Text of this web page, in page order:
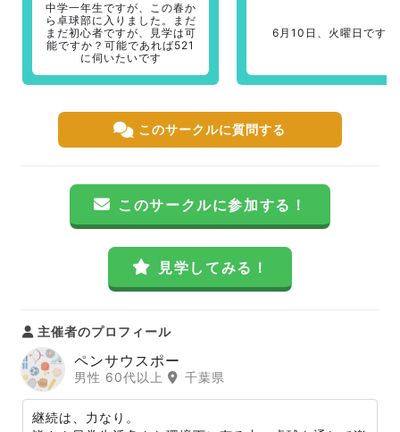
中学一年生ですが、この春か
ら卓球部に入りました。まだ
まだ初心者ですが、見学は可
能ですか？可能であれば521
に伺いたいです
6月10日、火曜日です。
このサークルに質問する
このサークルに参加する！
見学してみる！
主催者のプロフィール
ペンサウスポー
男性 60代以上 千葉県
継続は、力なり。